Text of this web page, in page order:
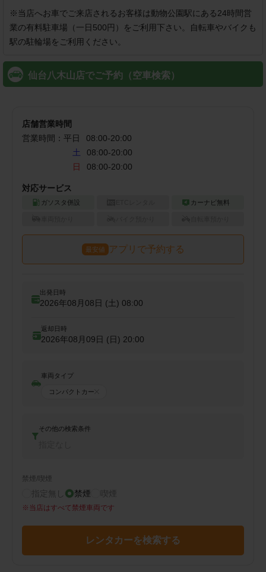
※当店へお車でご来店されるお客様は動物公園駅にある24時間営
業の有料駐車場（一日500円）をご利用下さい。自転車やバイクも
駅の駐輪場をご利用ください。
仙台八木山店でご予約（空車検索）
店舗営業時間
営業時間： 平日 08:00-20:00
土
08:00-20:00
日
08:00-20:00
対応サービス
ガソスタ併設 カーナビ無料
最安値 アプリで予約する
出発日時
2026年08月08日 (土) 08:00
返却日時
2026年08月09日 (日) 20:00
車両タイプ
コンパクトカー
その他の検索条件
禁煙/喫煙
指定無し 禁煙 喫煙
※ 当店はすべて禁煙車両です
レンタカーを検索する